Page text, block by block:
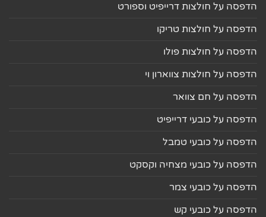
הדפסה על חולצות דרייפיט וספורט
הדפסה על חולצות טריקו
הדפסה על חולצות פולו
הדפסה על חולצות צווארון וי
הדפסה על חם צוואר
הדפסה על כובעי דרייפיט
הדפסה על כובעי טמבל
הדפסה על כובעי מצחיה וקסקט
הדפסה על כובעי צמר
הדפסה על כובעי קש